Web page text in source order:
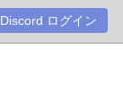
Discord ログイン